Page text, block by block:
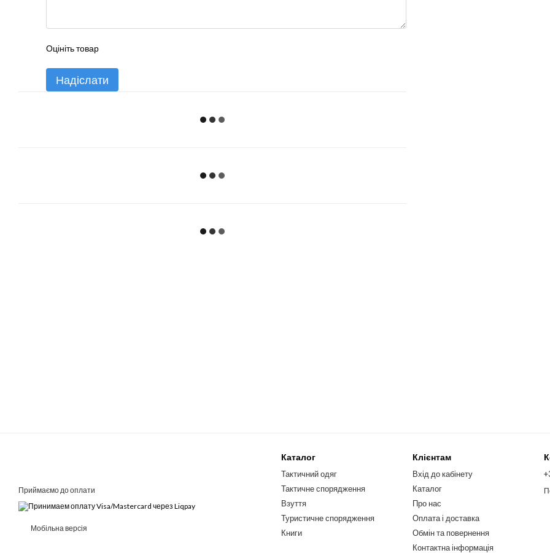
Оцініть товар
Надіслати
Приймаємо до оплати
Мобільна версія
Каталог
Тактичний одяг
Тактичне спорядження
Взуття
Туристичне спорядження
Книги
Клієнтам
Вхід до кабінету
Каталог
Про нас
Оплата і доставка
Обмін та повернення
Контактна інформація